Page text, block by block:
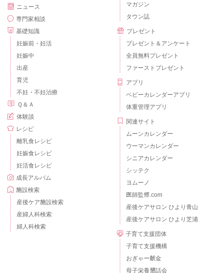
ニュース
専門家相談
基礎知識
妊娠前・妊活
妊娠中
出産
育児
不妊・不妊治療
Ｑ＆Ａ
体験談
レシピ
離乳食レシピ
妊娠食レシピ
妊活食レシピ
成長アルバム
施設検索
産後ケア施設検索
産婦人科検索
婦人科検索
マガジン
タウン誌
プレゼント
プレゼント＆アンケート
全員無料プレゼント
ファーストプレゼント
アプリ
ベビーカレンダーアプリ
体重管理アプリ
関連サイト
ムーンカレンダー
ウーマンカレンダー
シニアカレンダー
シッテク
ヨムーノ
医師監修.com
産後ケアサロン ひより青山
産後ケアサロン ひより芝浦
子育て支援団体
子育て支援機構
おぎゃー献金
母子栄養懇話会